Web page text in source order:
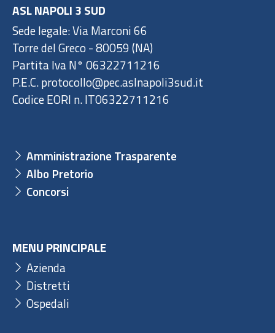
ASL NAPOLI 3 SUD
Sede legale: Via Marconi 66
Torre del Greco - 80059 (NA)
Partita Iva N° 06322711216
P.E.C. protocollo@pec.aslnapoli3sud.it
Codice EORI n. IT06322711216
Amministrazione Trasparente
Albo Pretorio
Concorsi
MENU PRINCIPALE
Azienda
Distretti
Ospedali